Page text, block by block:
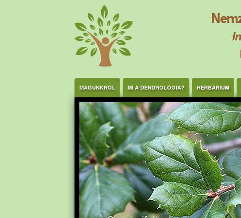
MAGUNKRÓL MI A DENDROLÓGIA? HERBÁRIUM